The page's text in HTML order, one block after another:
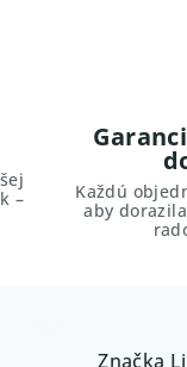
–
Každú
aby
Značka